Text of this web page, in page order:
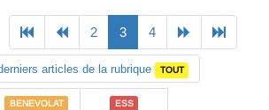
Previous
2 3(current)
4 Next
articles de la rubrique TOUT
BENEVOLAT ESS